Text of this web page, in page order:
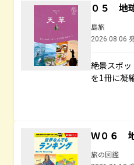
０５ 地
島旅
2026.08.06
絶景スポ
を1冊に凝
Ｗ０６
旅の図鑑